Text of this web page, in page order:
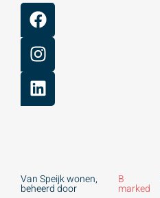
Van Speijk wonen,
beheerd door
B
marked